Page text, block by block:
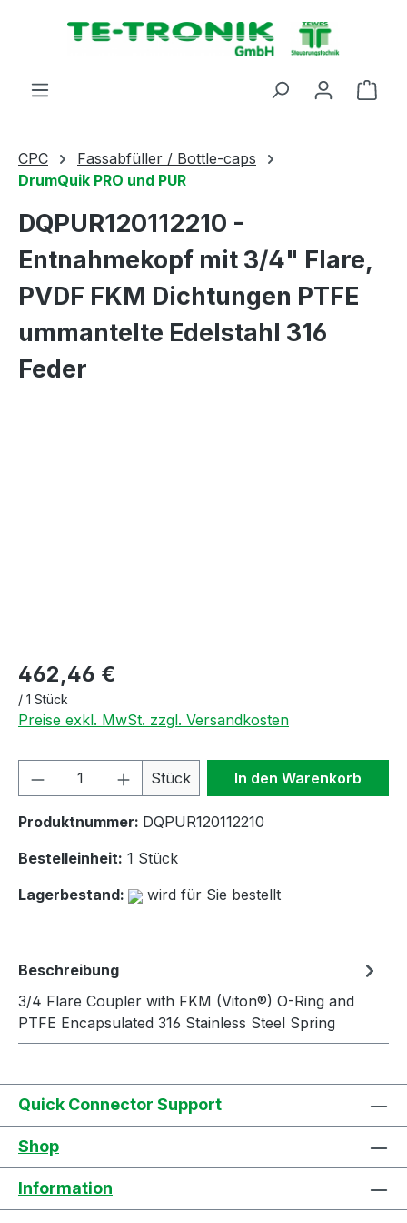
springen
CPC
Fassabfüller / Bottle-caps
DrumQuik PRO und PUR
DQPUR120112210 -
Entnahmekopf mit 3/4" Flare,
PVDF FKM Dichtungen PTFE
ummantelte Edelstahl 316
Feder
462,46 €
/ 1 Stück
Preise exkl. MwSt. zzgl. Versandkosten
Produkt Anzahl: Gib den
Stück In den Warenkorb
Produktnummer: DQPUR120112210
Bestelleinheit: 1 Stück
Lagerbestand:
wird für Sie bestellt
Beschreibung
3/4 Flare Coupler with FKM (Viton®) O-Ring and
PTFE Encapsulated 316 Stainless Steel Spring
Quick Connector Support
Shop
Information